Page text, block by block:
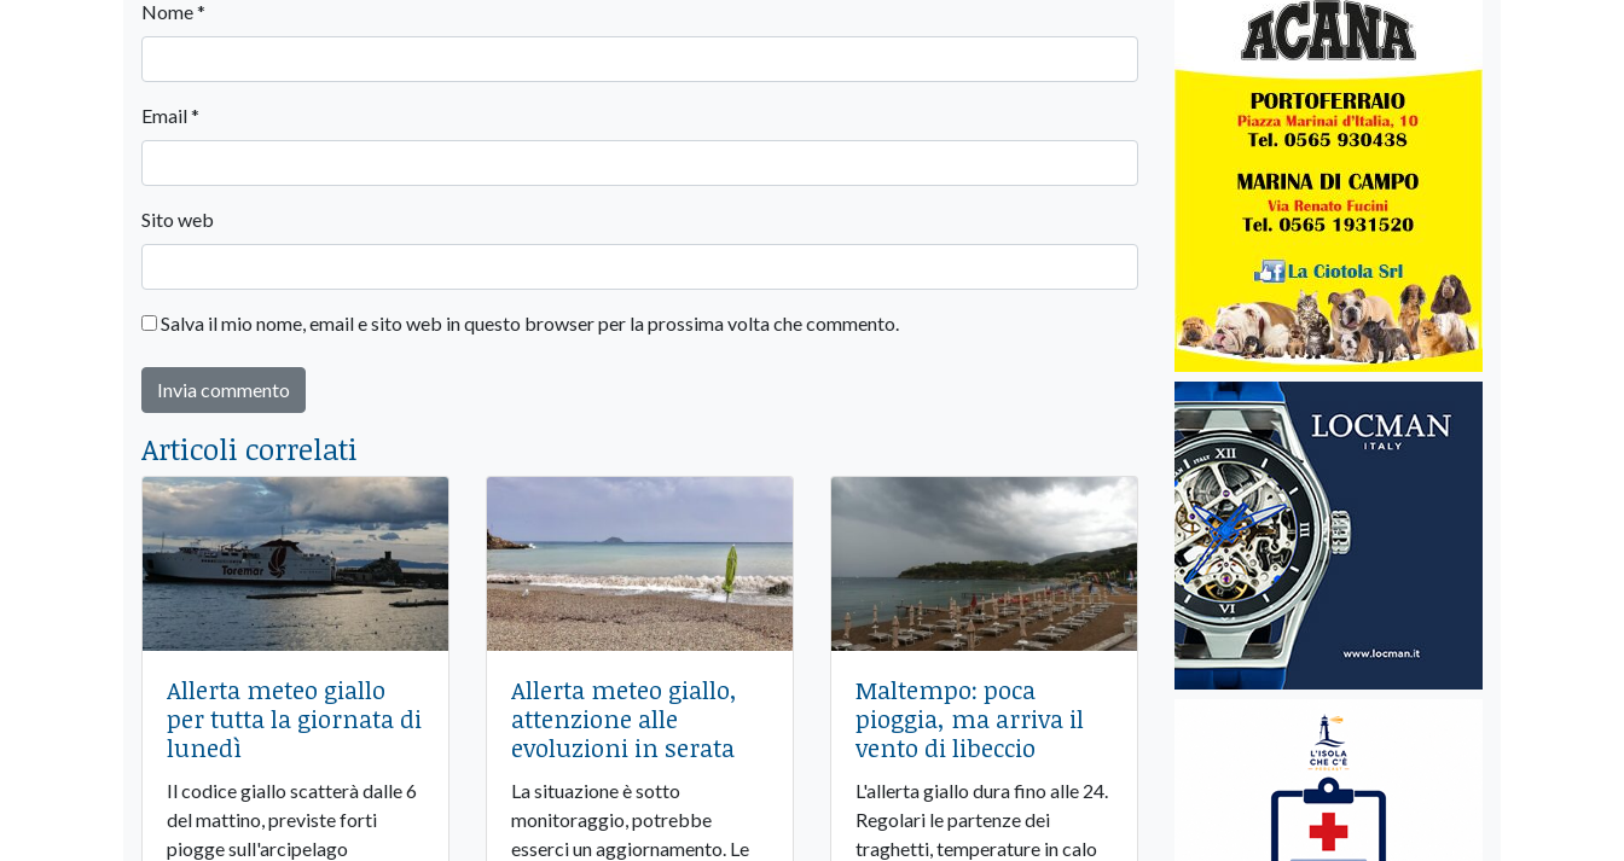
Nome*
Email*
Sito web
Salva il mio nome, email e sito web in questo browser per la prossima volta che commento.
Articoli correlati
Allerta meteo giallo
per tutta la giornata di
lunedì
Il codice giallo scatterà dalle 6
del mattino, previste forti
piogge sull'arcipelago
Allerta meteo giallo,
attenzione alle
evoluzioni in serata
La situazione è sotto
monitoraggio, potrebbe
esserci un aggiornamento. Le
Maltempo: poca
pioggia, ma arriva il
vento di libeccio
L'allerta giallo dura fino alle 24.
Regolari le partenze dei
traghetti, temperature in calo